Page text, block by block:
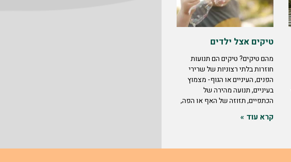
טיקים אצל ילדים
מהם טיקים? טיקים הם תנועות
חוזרות בלתי רצוניות של שרירי
הפנים, העיניים או הגוף- מצמוץ
בעיניים, תנועה מהירה של
הכתפיים, תזוזה של האף או הפה,
קרא עוד »